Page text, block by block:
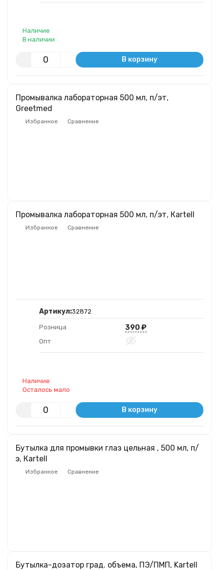
Наличие
В наличии
В корзину
Промывалка лабораторная 500 мл, п/эт,
Greetmed
Избранное Сравнение
Промывалка лабораторная 500 мл, п/эт, Кartell
Избранное Сравнение
Артикул:32872
Розница 390₽
Опт
Наличие
Осталось мало
В корзину
Бутылка для промывки глаз цельная , 500 мл, п/
э, Кartell
Избранное Сравнение
Бутылка-дозатор град. объема, ПЭ/ПМП, Kartell